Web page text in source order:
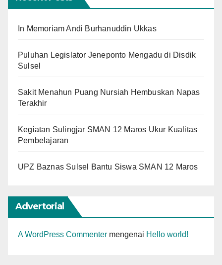
In Memoriam Andi Burhanuddin Ukkas
Puluhan Legislator Jeneponto Mengadu di Disdik
Sulsel
Sakit Menahun Puang Nursiah Hembuskan Napas
Terakhir
Kegiatan Sulingjar SMAN 12 Maros Ukur Kualitas
Pembelajaran
UPZ Baznas Sulsel Bantu Siswa SMAN 12 Maros
Advertorial
A WordPress Commenter mengenai Hello world!